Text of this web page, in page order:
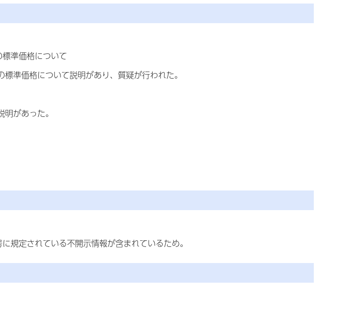
準価格について
価格について説明があり、質疑が行われた。
があった。
規定されている不開示情報が含まれているため。